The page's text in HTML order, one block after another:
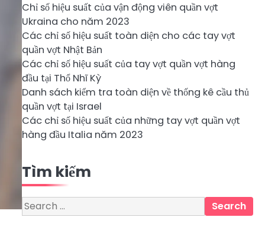
Chỉ số hiệu suất của vận động viên quần vợt
Ukraina cho năm 2023
Các chỉ số hiệu suất toàn diện cho các tay vợt
quần vợt Nhật Bản
Các chỉ số hiệu suất của tay vợt quần vợt hàng
đầu tại Thổ Nhĩ Kỳ
Danh sách kiểm tra toàn diện về thống kê cầu thủ
quần vợt tại Israel
Các chỉ số hiệu suất của những tay vợt quần vợt
hàng đầu Italia năm 2023
Tìm kiếm
Search
for: